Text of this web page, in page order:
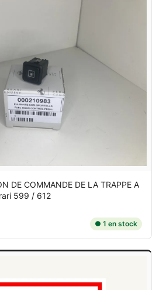
DE COMMANDE DE LA TRAPPE A
599 / 612
● 1 en stock